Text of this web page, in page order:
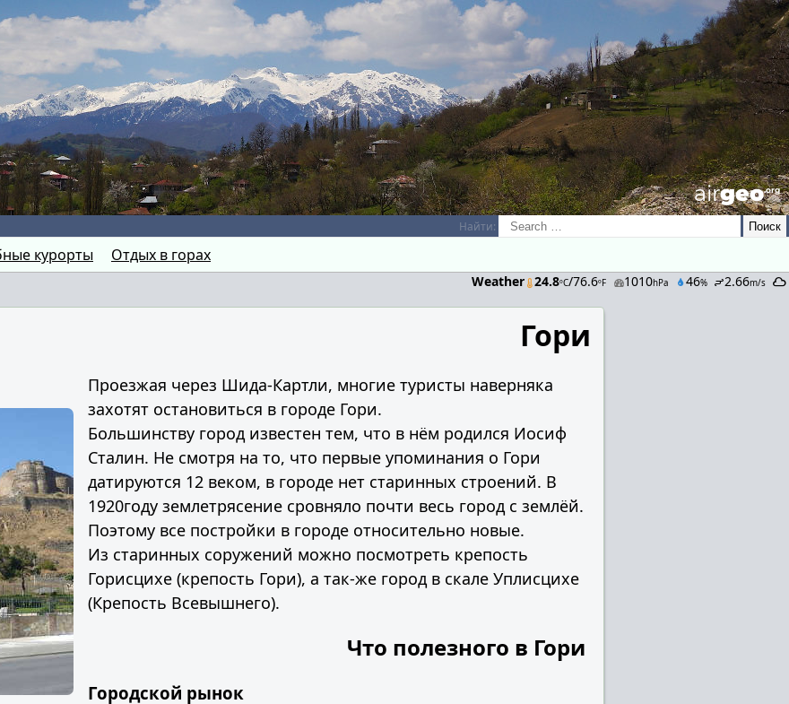
airGEO.oRg
Найти:
курорты Отдых в горах
Weather 24.8ºC/76.6ºF 1010hPa 46% 2.66m/s
Гори
Проезжая через Шида-Картли, многие туристы наверняка
захотят остановиться в городе Гори.
Большинству город известен тем, что в нём родился Иосиф
Сталин. Не смотря на то, что первые упоминания о Гори
датируются 12 веком, в городе нет старинных строений. В
1920году землетрясение сровняло почти весь город с землёй.
Поэтому все постройки в городе относительно новые.
Из старинных соружений можно посмотреть крепость
Горисцихе (крепость Гори), а так-же город в скале Уплисцихе
(Крепость Всевышнего).
Что полезного в Гори
Городской рынок